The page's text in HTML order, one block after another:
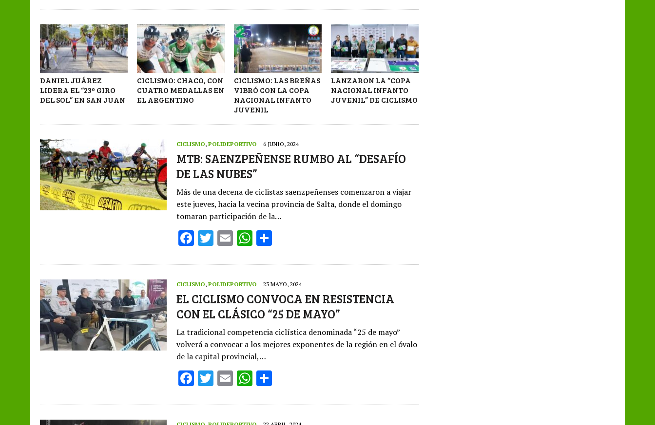
DANIEL JUÁREZ
LIDERA EL “23º GIRO
DEL SOL” EN SAN JUAN
CICLISMO: CHACO, CON
CUATRO MEDALLAS EN
EL ARGENTINO
CICLISMO: LAS BREÑAS
VIBRÓ CON LA COPA
NACIONAL INFANTO
JUVENIL
LANZARON LA “COPA
NACIONAL INFANTO
JUVENIL” DE CICLISMO
CICLISMO, POLIDEPORTIVO 6 JUNIO, 2024
MTB: SAENZPEÑENSE RUMBO AL “DESAFÍO
DE LAS NUBES”
Más de una decena de ciclistas saenzpeñenses comenzaron a viajar
este jueves, hacia la vecina provincia de Salta, donde el domingo
tomaran participación de la…
F
e
b
o
o
k
T
it
te
r
E
ai
l
W
at
s
A
p
p
ar
e
CICLISMO, POLIDEPORTIVO 23 MAYO, 2024
EL CICLISMO CONVOCA EN RESISTENCIA
CON EL CLÁSICO “25 DE MAYO”
La tradicional competencia ciclística denominada “25 de mayo”
volverá a convocar a los mejores exponentes de la región en el óvalo
de la capital provincial,…
F
e
T
it
E
ai
W
at ar